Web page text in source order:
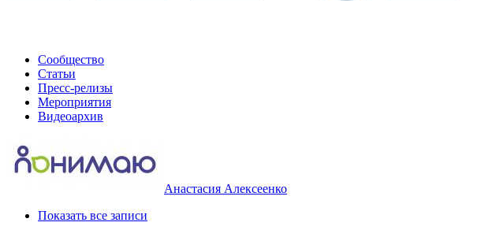
Сообщество
Статьи
Пресс-релизы
Мероприятия
Видеоархив
Анастасия Алексеенко
Показать все записи